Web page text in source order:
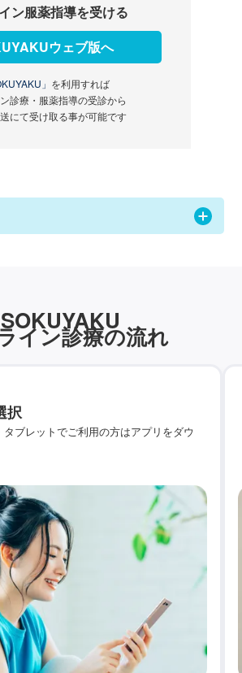
ン服薬指導を受ける
ウェブ版へ
」 を利用すれば
診療・服薬指導の受診から
にて受け取る事が可能です
SOKUYAKU
イン診療の流れ
択
ブレットでご利用の方はアプリをダウ